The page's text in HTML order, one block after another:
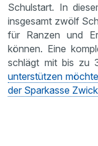
Schulstart. In
insgesamt zwölf
für Ranzen und
können. Eine
schlägt mit bis zu
unterstützen
der Sparkasse